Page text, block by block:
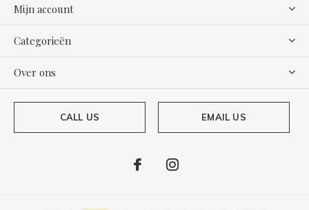
Mijn account
Categorieën
Over ons
CALL US EMAIL US